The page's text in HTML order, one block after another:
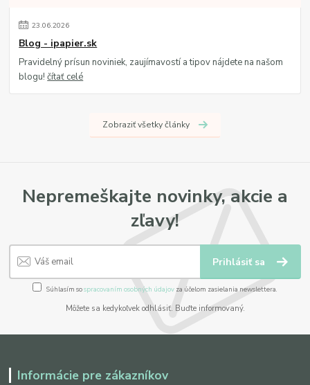
23.06.2026
Blog - ipapier.sk
Pravidelný prísun noviniek, zaujímavostí a tipov nájdete na našom
blogu!čítať celé
Zobraziť všetky články
Nepremeškajte novinky, akcie a
zľavy!
Prihlásiť sa
Súhlasím sospracovaním osobných údajov za účelom zasielania newslettera.
Môžete sa kedykoľvek odhlásiť. Buďte informovaný.
Informácie pre zákazníkov